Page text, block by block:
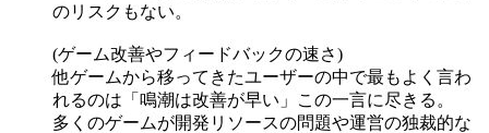
のリスクもない。
(ゲーム改善やフィードバックの速さ)
他ゲームから移ってきたユーザーの中で最もよく言わ
れるのは「鳴潮は改善が早い」この一言に尽きる。
多くのゲームが開発リソースの問題や運営の独裁的な